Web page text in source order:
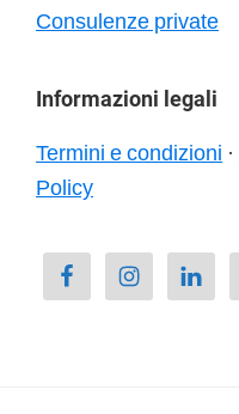
Consulenze private
Informazioni legali
Termini e condizioni ·
Policy